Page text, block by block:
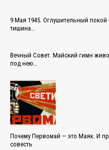
9 Мая 1945. Оглушительный
тишина…
Вечный Совет. Майский гимн
под нею…
Почему Первомай — это Маяк. И
совесть